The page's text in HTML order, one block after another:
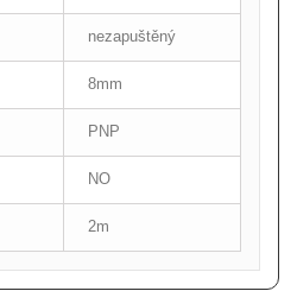
nezapuštěný
8mm
PNP
NO
2m